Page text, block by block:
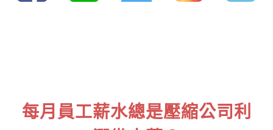
每月員工薪水總是壓縮公司利